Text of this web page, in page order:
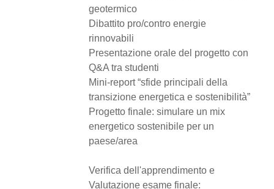
geotermico
Dibattito pro/contro energie
rinnovabili
Presentazione orale del progetto con
Q&A tra studenti
Mini-report “sfide principali della
transizione energetica e sostenibilità”
Progetto finale: simulare un mix
energetico sostenibile per un
paese/area
Verifica dell'apprendimento e
Valutazione esame finale: